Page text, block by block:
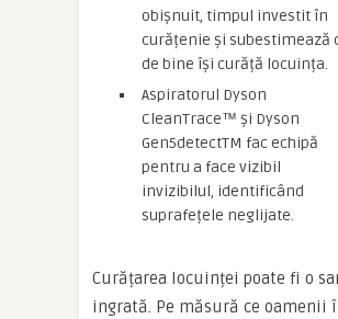
obișnuit, timpul investit în
curățenie și subestimează
de bine își curăță locuința.
Aspiratorul Dyson
CleanTrace™ și Dyson
Gen5detectTM fac echipă
pentru a face vizibil
invizibilul, identificând
suprafețele neglijate.
Curățarea locuinței poate fi o
ingrată. Pe măsură ce oamenii